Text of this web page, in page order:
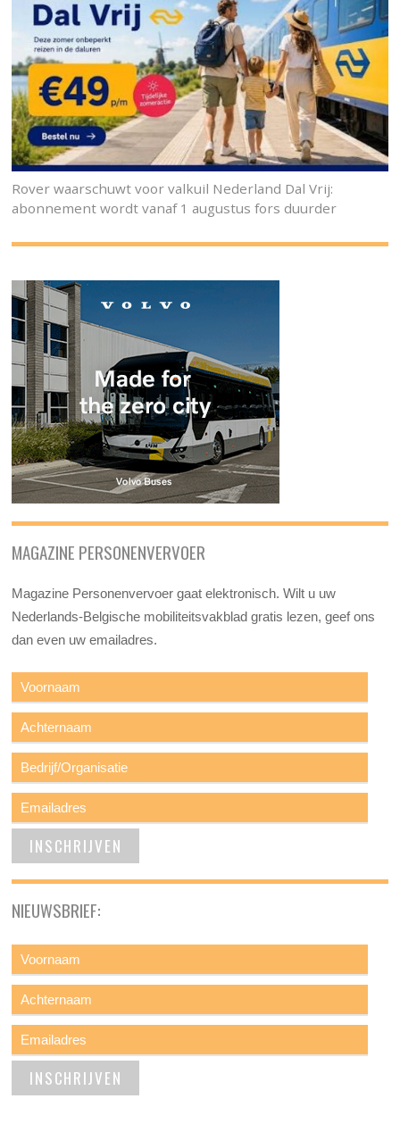
Rover waarschuwt voor valkuil Nederland Dal Vrij:
abonnement wordt vanaf 1 augustus fors duurder
MAGAZINE PERSONENVERVOER
Magazine Personenvervoer gaat elektronisch. Wilt u uw
Nederlands-Belgische mobiliteitsvakblad gratis lezen, geef ons
dan even uw emailadres.
NIEUWSBRIEF: